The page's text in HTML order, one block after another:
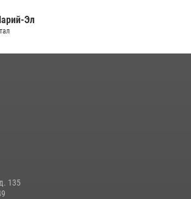
Росгвардии присоединились к масштабной
Марий Эл приняли участие в
по Республике Марий Эл приняло участие в
Эл
135